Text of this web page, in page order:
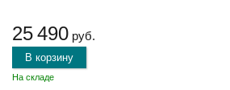
25 490 руб.
В корзину
На складе